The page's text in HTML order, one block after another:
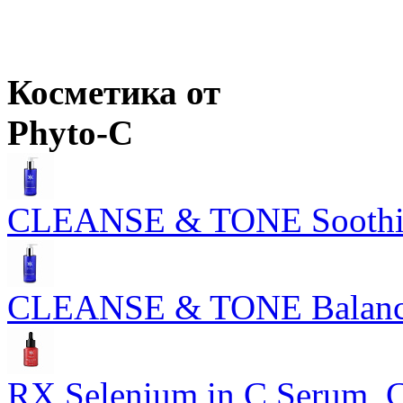
Косметика от
Phyto-C
CLEANSE & TONE
CLEANSE & TONE
RX Selenium in C Serum,